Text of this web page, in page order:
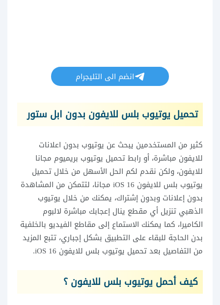
انضم الى التليجرام
تحميل يوتيوب بلس للايفون بدون ابل ستور
كثير من المستخدمين يبحث عن يوتيوب بدون اعلانات
للايفون مباشرة، أو رابط تحميل يوتيوب بريميوم مجانا
للايفون، ولكن نقدم لكم الحل الأسهل من خلال تحميل
يوتيوب بلس للايفون iOS 16 مجانا، لتتمكن من المشاهدة
بدون إعلانات وبدون إشتراك، يمكنك من خلال يوتيوب
الذهبي تنزيل أي مقطع ينال إعجابك مباشرة لالبوم
الكاميرا، كما يمكنك الاستماع إلى مقاطع الفيديو بالخلفية
بدن الحاجة للبقاء على التطبيق بشكل إجباري، تتبع المزيد
من التفاصيل بعد تحميل يوتيوب بلس للايفون iOS 16.
كيف أحمل يوتيوب بلس للايفون ؟